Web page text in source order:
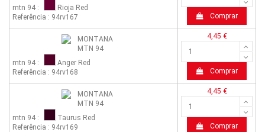
mtn 94 :
Rioja Red
Referência : 94rv167
Comprar
mtn 94 :
Anger Red
Referência : 94rv168
4,45 €
Comprar
mtn 94 :
Taurus Red
Referência : 94rv169
4,45 €
Comprar